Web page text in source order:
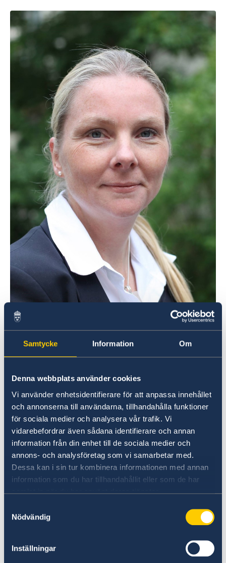
Samtycke Information Om
Denna webbplats använder cookies
Vi använder enhetsidentifierare för att anpassa innehållet
och annonserna till användarna, tillhandahålla funktioner
för sociala medier och analysera vår trafik. Vi
vidarebefordrar även sådana identifierare och annan
information från din enhet till de sociala medier och
annons- och analysföretag som vi samarbetar med.
Dessa kan i sin tur kombinera informationen med annan
information som du har tillhandahållit eller som de har
samlat in när du har använt deras tjänster.
Nödvändig
Inställningar
Foto: Regeringskansliet.se
Nicola Clase tjänstgör för närvarande på
Utrikesdepartementet som ambassadör för
Hon har tidigare varit ambassadör i London och
statssekreterare för utrikes- och EU-frågor i
Statsrådsberedningen samt tjänstgjort som
utrikespolitisk rådgivare åt Moderaterna. Hon
har vidare varit utlandsstationerad vid
ambassaderna i Köpenhamn och London samt
fellow vid Harvard University.
oktober 2020.
Senast uppdaterad 27 aug. 2020, 13.28